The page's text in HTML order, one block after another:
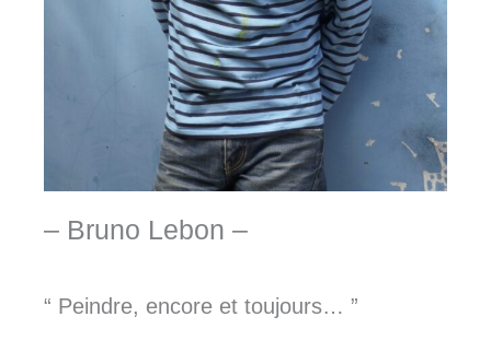
– Bruno Lebon –
“ Peindre, encore et toujours… ”